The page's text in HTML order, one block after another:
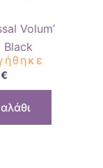
Volum’
Black
€